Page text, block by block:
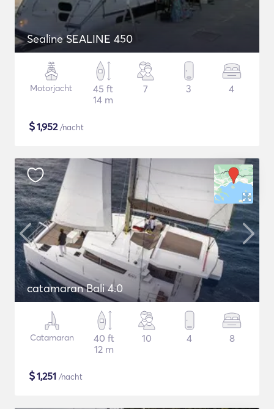
Sealine SEALINE 450
Motorjacht
45 ft
14 m
7 3 4
$1,952/nacht
catamaran Bali 4.0
Catamaran
40 ft
12 m
10 4 8
$1,251 /nacht